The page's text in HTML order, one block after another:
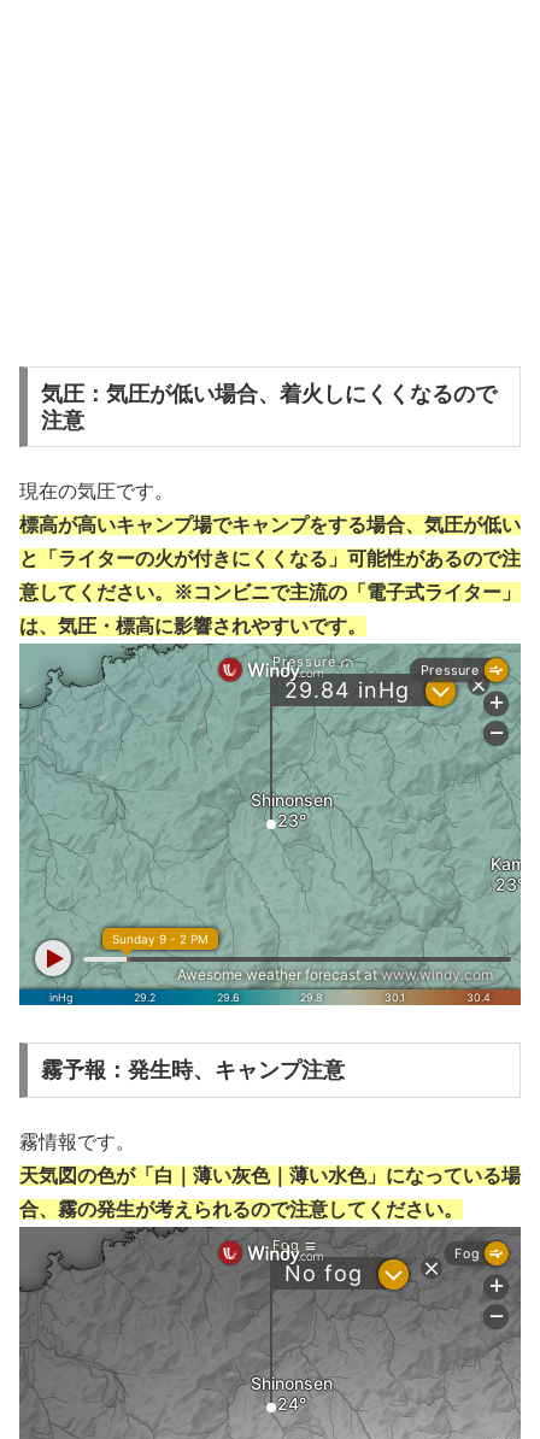
気圧：気圧が低い場合、着火しにくくなるので
注意
現在の気圧です。
標高が高いキャンプ場でキャンプをする場合、気圧が低い
と「ライターの火が付きにくくなる」可能性があるので注
意してください。※コンビニで主流の「電子式ライター」
は、気圧・標高に影響されやすいです。
霧予報：発生時、キャンプ注意
霧情報です。
天気図の色が「白｜薄い灰色｜薄い水色」になっている場
合、霧の発生が考えられるので注意してください。